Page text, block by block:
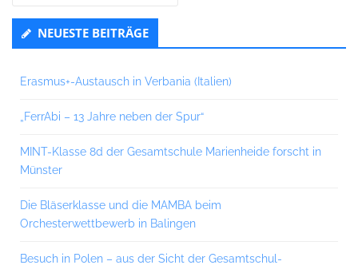
NEUESTE BEITRÄGE
Erasmus+-Austausch in Verbania (Italien)
„FerrAbi – 13 Jahre neben der Spur“
MINT-Klasse 8d der Gesamtschule Marienheide forscht in
Münster
Die Bläserklasse und die MAMBA beim
Orchesterwettbewerb in Balingen
Besuch in Polen – aus der Sicht der Gesamtschul-